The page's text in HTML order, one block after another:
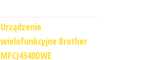
Urządzenie
wielofunkcyjne Brother
MFCJ4340DWE